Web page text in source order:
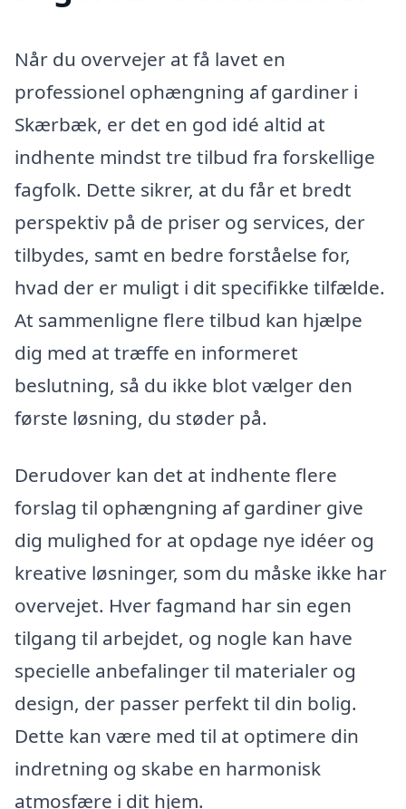
Når du overvejer at få lavet en
professionel ophængning af gardiner i
Skærbæk, er det en god idé altid at
indhente mindst tre tilbud fra forskellige
fagfolk. Dette sikrer, at du får et bredt
perspektiv på de priser og services, der
tilbydes, samt en bedre forståelse for,
hvad der er muligt i dit specifikke tilfælde.
At sammenligne flere tilbud kan hjælpe
dig med at træffe en informeret
beslutning, så du ikke blot vælger den
første løsning, du støder på.
Derudover kan det at indhente flere
forslag til ophængning af gardiner give
dig mulighed for at opdage nye idéer og
kreative løsninger, som du måske ikke har
overvejet. Hver fagmand har sin egen
tilgang til arbejdet, og nogle kan have
specielle anbefalinger til materialer og
design, der passer perfekt til din bolig.
Dette kan være med til at optimere din
indretning og skabe en harmonisk
atmosfære i dit hjem.